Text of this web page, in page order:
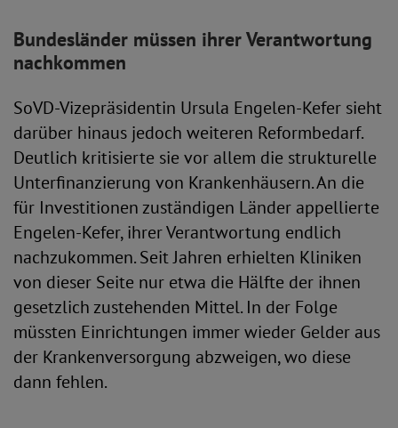
Bundesländer müssen ihrer Verantwortung
nachkommen
SoVD-Vizepräsidentin Ursula Engelen-Kefer sieht
darüber hinaus jedoch weiteren Reformbedarf.
Deutlich kritisierte sie vor allem die strukturelle
Unterfinanzierung von Krankenhäusern. An die
für Investitionen zuständigen Länder appellierte
Engelen-Kefer, ihrer Verantwortung endlich
nachzukommen. Seit Jahren erhielten Kliniken
von dieser Seite nur etwa die Hälfte der ihnen
gesetzlich zustehenden Mittel. In der Folge
müssten Einrichtungen immer wieder Gelder aus
der Krankenversorgung abzweigen, wo diese
dann fehlen.